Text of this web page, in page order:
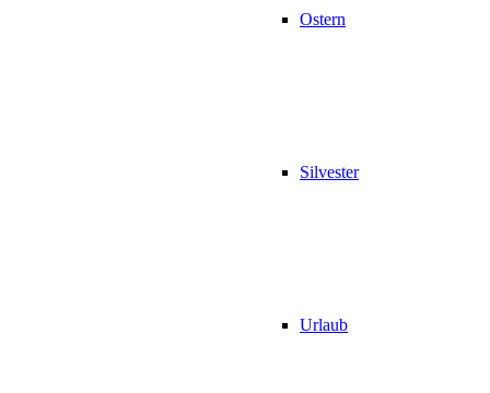
Ostern
Silvester
Urlaub